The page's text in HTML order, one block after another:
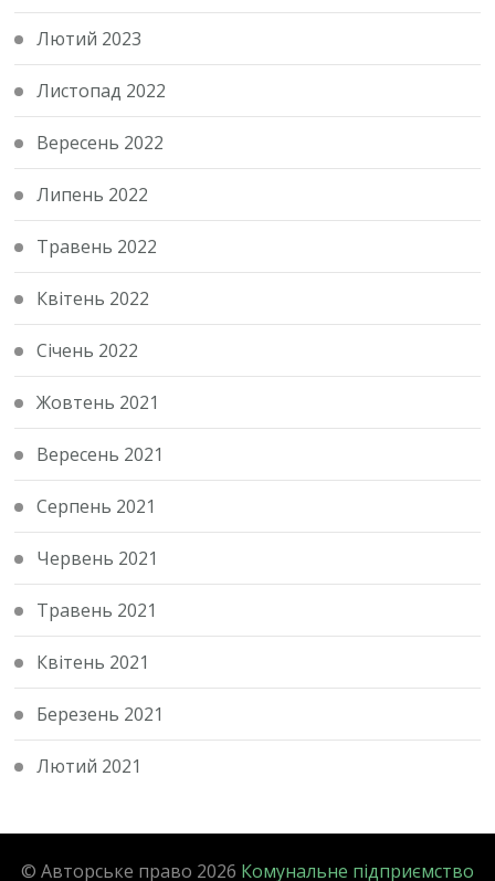
Лютий 2023
Листопад 2022
Вересень 2022
Липень 2022
Травень 2022
Квітень 2022
Січень 2022
Жовтень 2021
Вересень 2021
Серпень 2021
Червень 2021
Травень 2021
Квітень 2021
Березень 2021
Лютий 2021
© Авторське право 2026 Комунальне підприємство